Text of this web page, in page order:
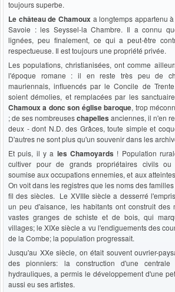
toujours superbe.
Le château de Chamoux a longtemps appartenu
Savoie : les Seyssel-la Chambre. Il a connu
lignées, peu finalement, ce qui a peut-être
respectueuse. Il est toujours une propriété privée.
Les populations, christianisées, ont comme
l'époque romane : il en reste très peu de
mauriennais, influencés par le Concile de
soient démolies, et remplacées par les
Chamoux a donc son église baroque, trop
; de ses nombreuseschapelles anciennes, il n'en
deux - dont N.D. des Grâces, toute simple et
D'autres ne sont plus qu'un souvenir dans les
Et puis, il y a les Chamoyards ! Population
cultiver pour de grands propriétaires civils ou
soumise aux occupations ennemies, et aux
On voit dans les registres que les noms des
fil des siècles. Le XVIIIe siècle a desserré
un peu d'aisance, les habitants ont construit des
vastes granges de schiste et de bois, qui
villages; le XIXe siècle a vu l'endiguements des
de la Combe; la population progressait.
Jusqu'au XXe siècle, on était souvent ouvrier-
des pionniers: la construction d'une
hydrauliques, a permis le développement d'une
aussi eu ses artistes.